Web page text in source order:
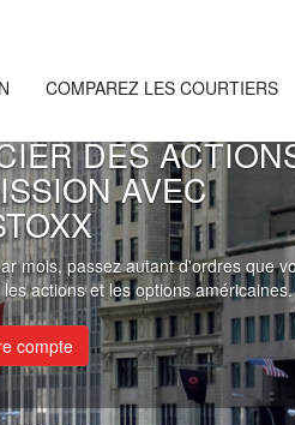
COMPAREZ LES COURTIERS
DES
AVEC
mois, passez autant d'ordres que
actions et les options américaines.
compte